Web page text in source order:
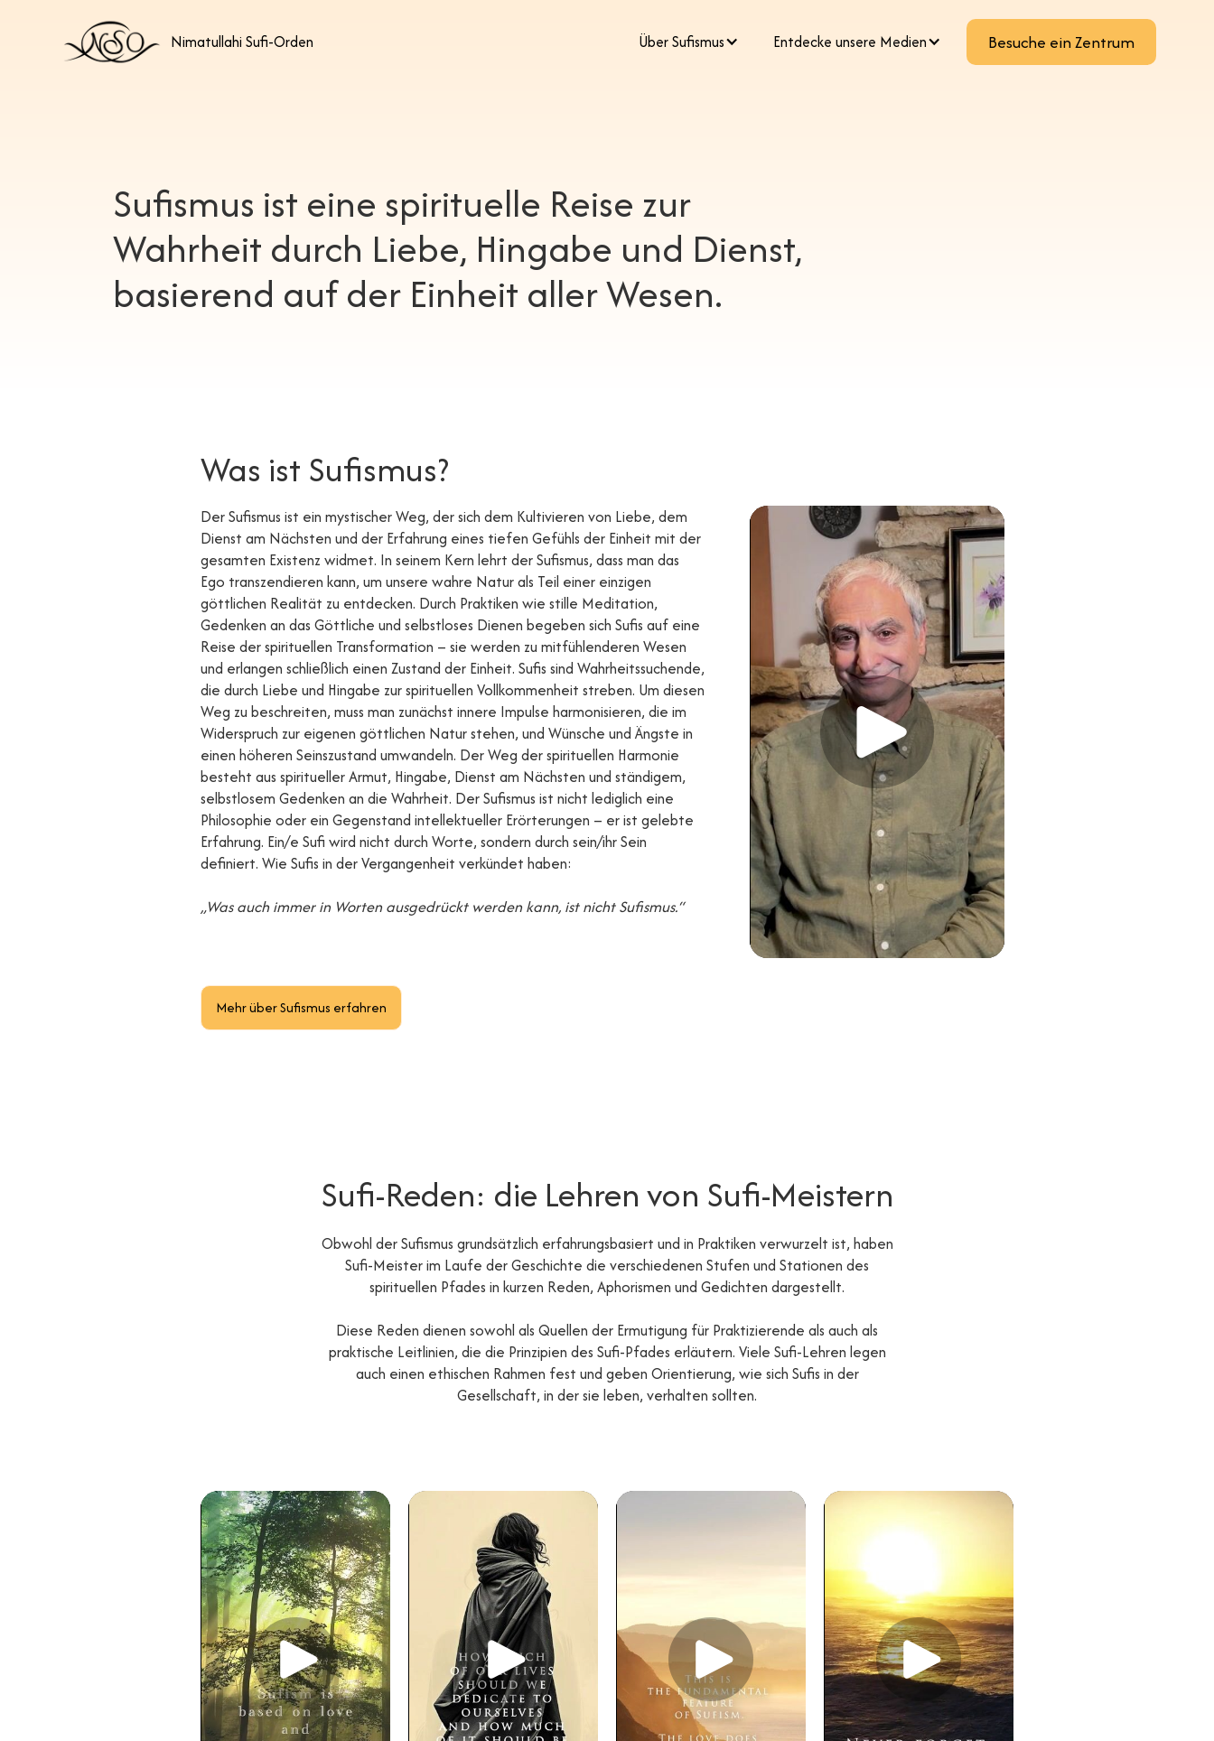
Nimatullahi Sufi-Orden ​Über Sufismus Entdecke unsere Medien Besuche ein Zentrum
Sufismus ist eine spirituelle Reise zur
Wahrheit durch Liebe, Hingabe und Dienst,
basierend auf der Einheit aller Wesen.
Was ist Sufismus?
Der Sufismus ist ein mystischer Weg, der sich dem Kultivieren von Liebe, dem
Dienst am Nächsten und der Erfahrung eines tiefen Gefühls der Einheit mit der
gesamten Existenz widmet. In seinem Kern lehrt der Sufismus, dass man das
Ego transzendieren kann, um unsere wahre Natur als Teil einer einzigen
göttlichen Realität zu entdecken. Durch Praktiken wie stille Meditation,
Gedenken an das Göttliche und selbstloses Dienen begeben sich Sufis auf eine
Reise der spirituellen Transformation – sie werden zu mitfühlenderen Wesen
und erlangen schließlich einen Zustand der Einheit. Sufis sind Wahrheitssuchende,
die durch Liebe und Hingabe zur spirituellen Vollkommenheit streben. Um diesen
Weg zu beschreiten, muss man zunächst innere Impulse harmonisieren, die im
Widerspruch zur eigenen göttlichen Natur stehen, und Wünsche und Ängste in
einen höheren Seinszustand umwandeln. Der Weg der spirituellen Harmonie
besteht aus spiritueller Armut, Hingabe, Dienst am Nächsten und ständigem,
selbstlosem Gedenken an die Wahrheit. Der Sufismus ist nicht lediglich eine
Philosophie oder ein Gegenstand intellektueller Erörterungen – er ist gelebte
Erfahrung. Ein/e Sufi wird nicht durch Worte, sondern durch sein/ihr Sein
definiert. Wie Sufis in der Vergangenheit verkündet haben:
„Was auch immer in Worten ausgedrückt werden kann, ist nicht Sufismus.“
Mehr über Sufismus erfahren
Sufi-Reden: die Lehren von Sufi-Meistern
Obwohl der Sufismus grundsätzlich erfahrungsbasiert und in Praktiken verwurzelt ist, haben
Sufi-Meister im Laufe der Geschichte die verschiedenen Stufen und Stationen des
spirituellen Pfades in kurzen Reden, Aphorismen und Gedichten dargestellt.
Diese Reden dienen sowohl als Quellen der Ermutigung für Praktizierende als auch als
praktische Leitlinien, die die Prinzipien des Sufi-Pfades erläutern. Viele Sufi-Lehren legen
auch einen ethischen Rahmen fest und geben Orientierung, wie sich Sufis in der
Gesellschaft, in der sie leben, verhalten sollten.